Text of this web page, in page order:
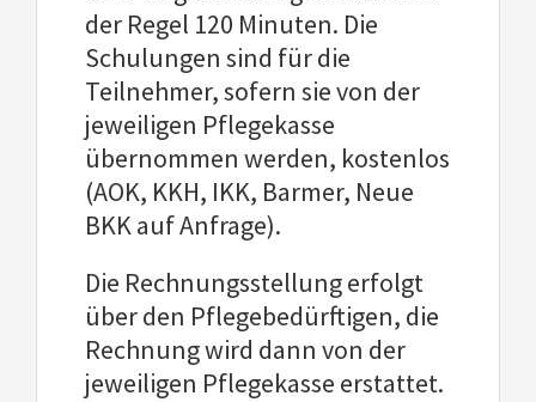
der Regel 120 Minuten. Die
Schulungen sind für die
Teilnehmer, sofern sie von der
jeweiligen Pflegekasse
übernommen werden, kostenlos
(AOK, KKH, IKK, Barmer, Neue
BKK auf Anfrage).
Die Rechnungsstellung erfolgt
über den Pflegebedürftigen, die
Rechnung wird dann von der
jeweiligen Pflegekasse erstattet.